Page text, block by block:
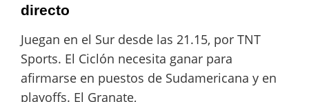
primera
ronda
y
el
directo
Juegan en el Sur desde las 21.15, por TNT
Sports. El Ciclón necesita ganar para
afirmarse en puestos de Sudamericana y en
playoffs. El Granate,